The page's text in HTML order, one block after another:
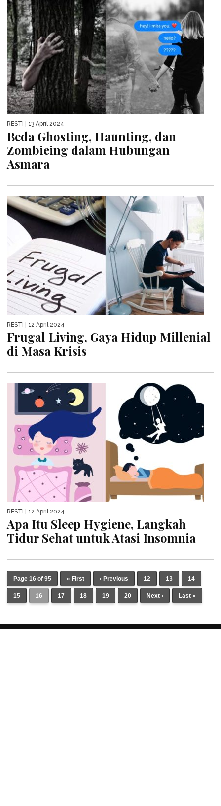
RESTI | 13 April 2024
Beda Ghosting, Haunting, dan
Zombieing dalam Hubungan
Asmara
RESTI | 12 April 2024
Frugal Living, Gaya Hidup Millenial
di Masa Krisis
RESTI | 12 April 2024
Apa Itu Sleep Hygiene, Langkah
Tidur Sehat untuk Atasi Insomnia
Page 16 of 95 « First ‹ Previous 12 13 14
15 16 17 18 19 20 Next › Last »